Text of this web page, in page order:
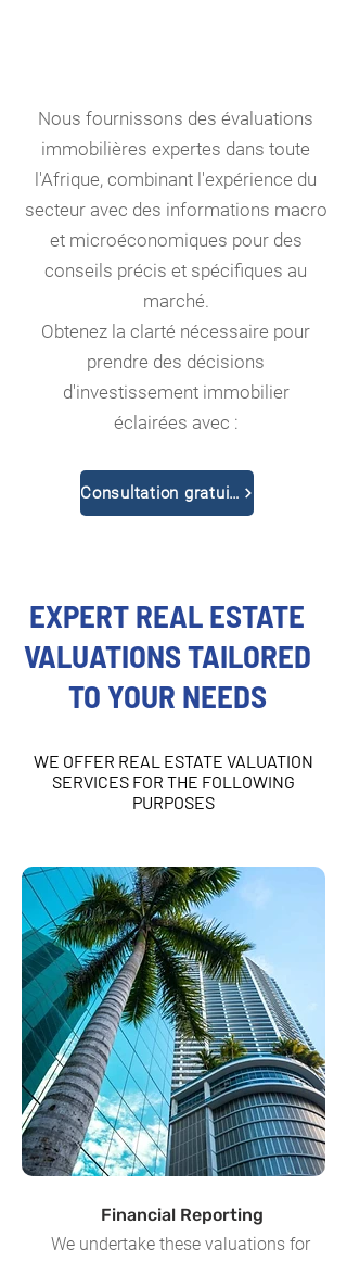
Nous fournissons des évaluations
immobilières expertes dans toute
l'Afrique, combinant l'expérience du
secteur avec des informations macro
et microéconomiques pour des
conseils précis et spécifiques au
marché.
Obtenez la clarté nécessaire pour
prendre des décisions
d'investissement immobilier
éclairées avec :
Consultation gratuite
EXPERT REAL ESTATE
VALUATIONS TAILORED
TO YOUR NEEDS
WE OFFER REAL ESTATE VALUATION
SERVICES FOR THE FOLLOWING
PURPOSES
Financial Reporting
We undertake these valuations for